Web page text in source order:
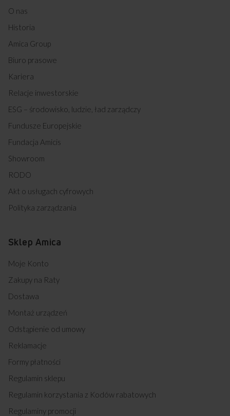
O nas
Historia
Amica Group
Biuro prasowe
Kariera
Relacje inwestorskie
ESG – środowisko, ludzie, ład zarządczy
Fundusze Europejskie
Fundacja Amicis
Showroom
RODO
Akt o usługach cyfrowych
Polityka zarządzania
Sklep Amica
Moje Konto
Zakupy na Raty
Dostawa
Montaż urządzeń
Odstąpienie od umowy
Reklamacje
Formy płatności
Regulamin sklepu
Regulamin korzystania z Kodów rabatowych
Regulaminy promocji